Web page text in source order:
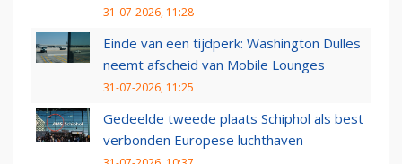
31-07-2026, 11:28
Einde van een tijdperk: Washington Dulles
neemt afscheid van Mobile Lounges
31-07-2026, 11:25
Gedeelde tweede plaats Schiphol als best
verbonden Europese luchthaven